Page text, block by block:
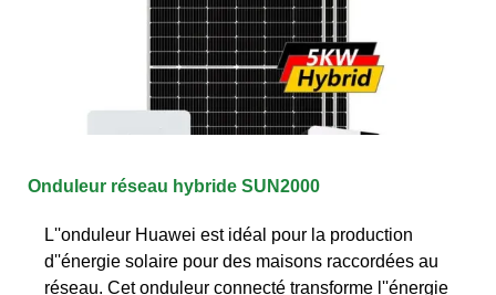
Onduleur réseau hybride SUN2000
L''onduleur Huawei est idéal pour la production
d''énergie solaire pour des maisons raccordées au
réseau. Cet onduleur connecté transforme l''énergie